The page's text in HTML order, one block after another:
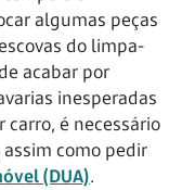
algumas peças
do limpa-
acabar por
inesperadas
carro, é necessário
como pedir
(DUA).